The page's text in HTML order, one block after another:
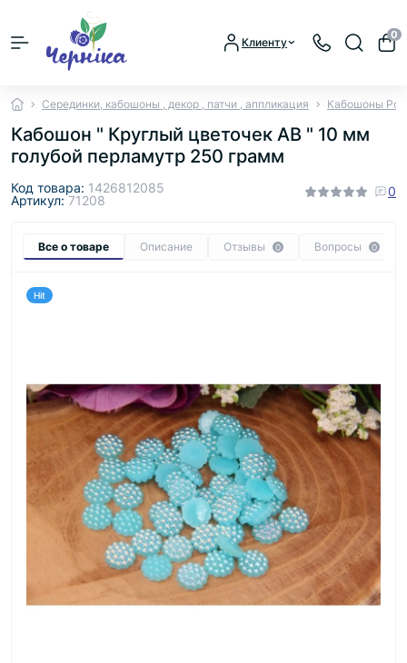
Клиенту
0
Серединки, кабошоны , декор , патчи , аппликация Кабошоны
Кабошон " Круглый цветочек АВ " 10 мм
голубой перламутр 250 грамм
Код товара: 1426812085
Артикул:71208
0
Все о товаре Описание Отзывы 0 Вопросы 0
Hit